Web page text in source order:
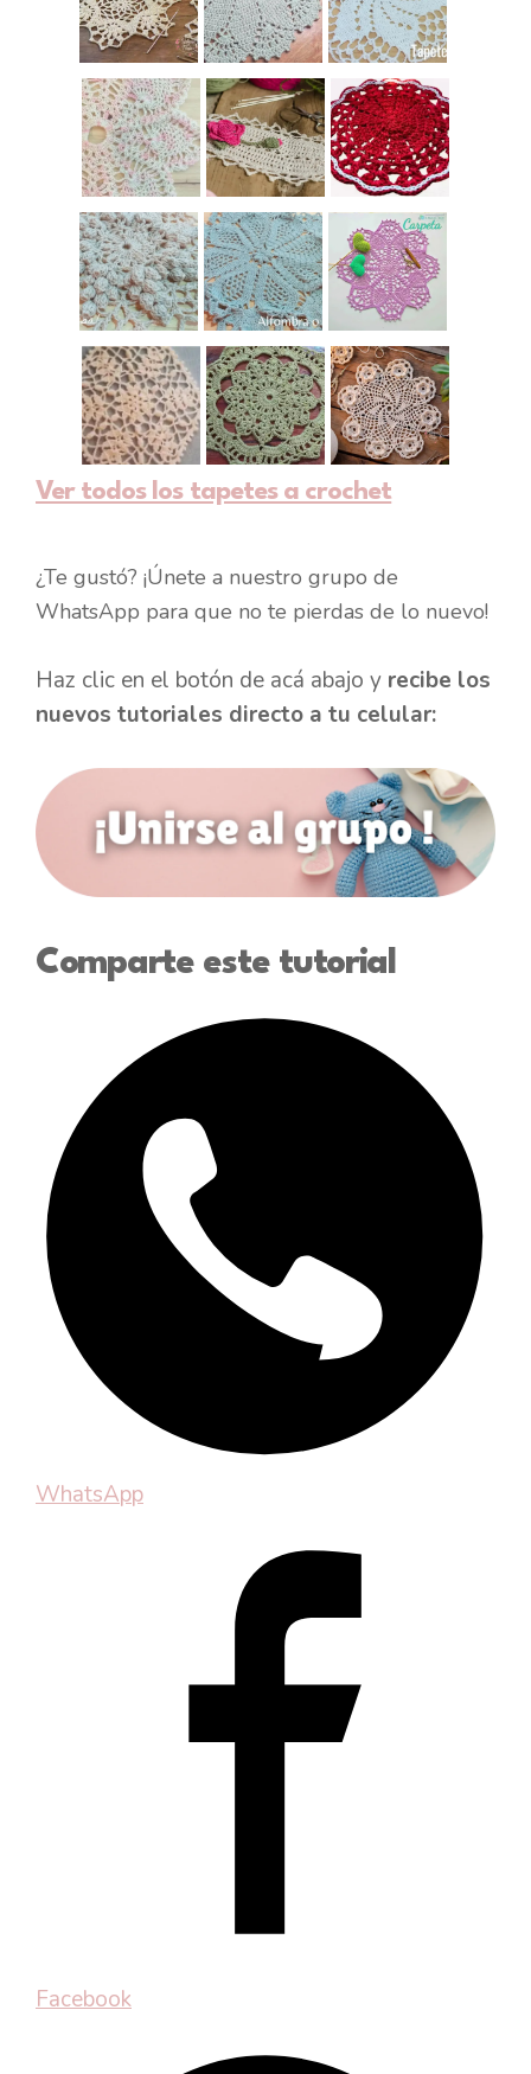
Ver todos los tapetes a crochet
¿Te gustó? ¡Únete a nuestro grupo de
WhatsApp para que no te pierdas de lo nuevo!
Haz clic en el botón de acá abajo y recibe los
nuevos tutoriales directo a tu celular:
Comparte este tutorial
WhatsApp
Facebook